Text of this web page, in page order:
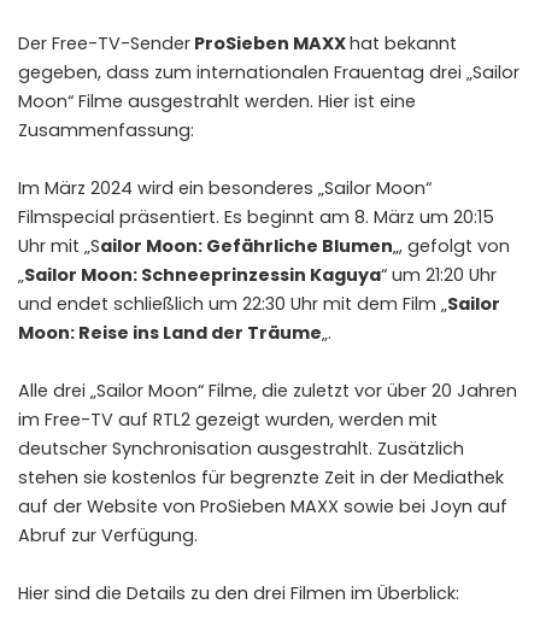
Der Free-TV-Sender ProSieben MAXXhat bekannt
gegeben, dass zum internationalen Frauentag drei „Sailor
Moon“ Filme ausgestrahlt werden. Hier ist eine
Zusammenfassung:
Im März 2024 wird ein besonderes „Sailor Moon“
Filmspecial präsentiert. Es beginnt am 8. März um 20:15
Uhr mit „Sailor Moon: Gefährliche Blumen„, gefolgt von
„Sailor Moon: Schneeprinzessin Kaguya“ um 21:20 Uhr
und endet schließlich um 22:30 Uhr mit dem Film „Sailor
Moon: Reise ins Land der Träume„.
Alle drei „Sailor Moon“ Filme, die zuletzt vor über 20 Jahren
im Free-TV auf RTL2 gezeigt wurden, werden mit
deutscher Synchronisation ausgestrahlt. Zusätzlich
stehen sie kostenlos für begrenzte Zeit in der Mediathek
auf der Website von ProSieben MAXX sowie bei Joyn auf
Abruf zur Verfügung.
Hier sind die Details zu den drei Filmen im Überblick: